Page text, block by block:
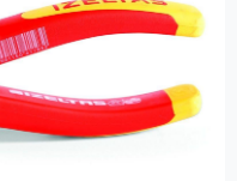
Google İle Bağlan